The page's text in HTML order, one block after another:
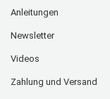
Anleitungen
Newsletter
Videos
Zahlung und Versand